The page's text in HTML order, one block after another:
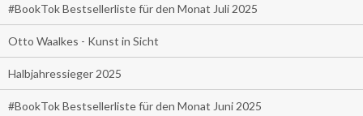
#BookTok Bestsellerliste für den Monat Juli 2025
Otto Waalkes - Kunst in Sicht
Halbjahressieger 2025
#BookTok Bestsellerliste für den Monat Juni 2025